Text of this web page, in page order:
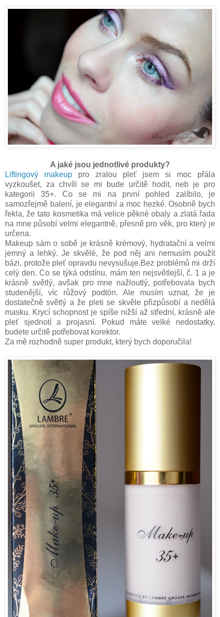
A jaké jsou jednotlivé produkty?
Liftingový makeup pro zralou pleť jsem si moc přála
vyzkoušet, za chvíli se mi bude určitě hodit, neb je pro
kategorii 35+. Co se mi na první pohled zalíbilo, je
samozřejmě balení, je elegantní a moc hezké. Osobně bych
řekla, že tato kosmetika má velice pěkné obaly a zlatá řada
na mne působí velmi elegantně, přesně pro věk, pro který je
určena.
Makeup sám o sobě je krásně krémový, hydratační a velmi
jemný a lehký. Je skvělé, že pod něj ani nemusím použít
bázi, protože pleť opravdu nevysušuje.Bez problémů mi drží
celý den. Co se týká odstínu, mám ten nejsvětlejší, č. 1 a je
krásně světlý, avšak pro mne nažloutlý, potřebovala bych
studenější, víc růžový podtón. Ale musím uznat, že je
dostatečně světlý a že pleti se skvěle přizpůsobí a nedělá
masku. Krycí schopnost je spíše nižší až střední, krásně ale
pleť sjednotí a projasní. Pokud máte velké nedostatky,
budete určitě potřebovat korektor.
Za mě rozhodně super produkt, který bych doporučila!